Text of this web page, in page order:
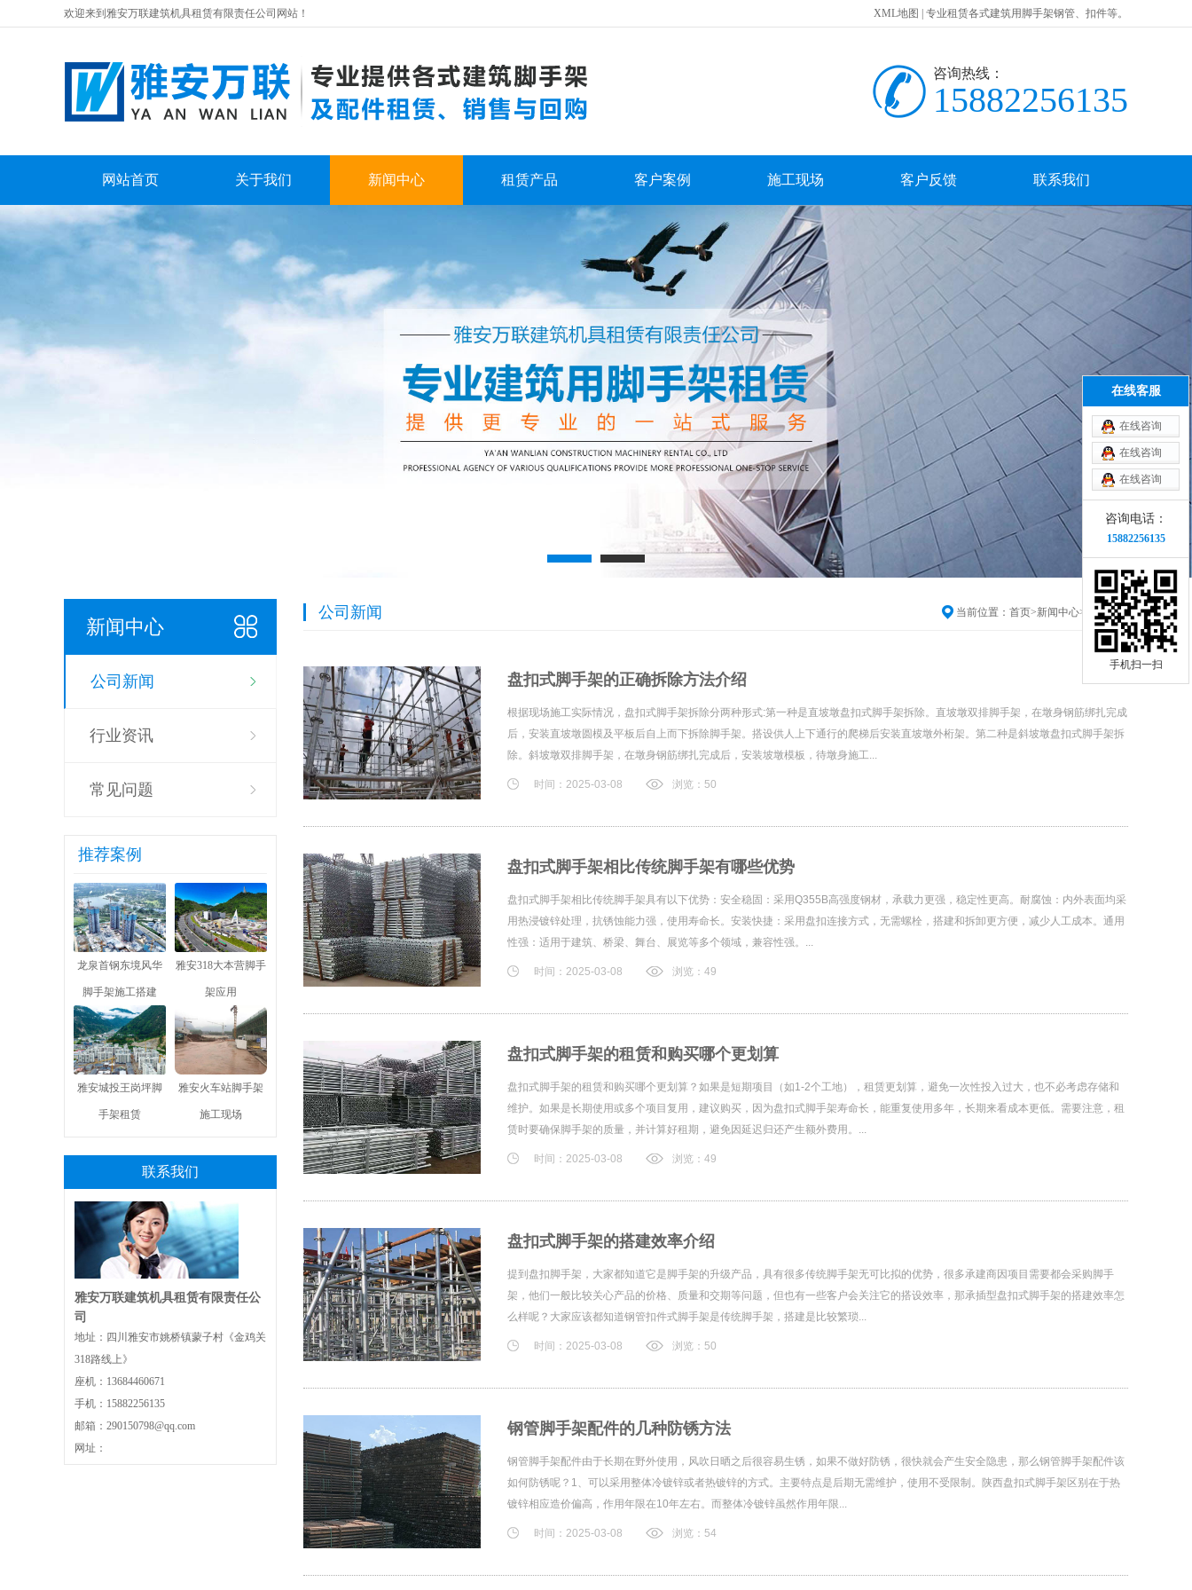
欢迎来到雅安万联建筑机具租赁有限责任公司网站！ XML地图 | 专业租赁各式建筑用脚手架钢管、扣件等。
咨询热线：
15882256135
网站首页 关于我们 新闻中心 租赁产品 客户案例 施工现场 客户反馈 联系我们
公司新闻 当前位置： 首页>新闻中心> 公司新闻
盘扣式脚手架的正确拆除方法介绍
根据现场施工实际情况，盘扣式脚手架拆除分两种形式:第一种是直坡墩盘扣式脚手架拆除。直坡墩双排脚手架，在墩身钢筋绑扎完成
后，安装直坡墩圆模及平板后自上而下拆除脚手架。搭设供人上下通行的爬梯后安装直坡墩外桁架。第二种是斜坡墩盘扣式脚手架拆
除。斜坡墩双排脚手架，在墩身钢筋绑扎完成后，安装坡墩模板，待墩身施工...
时间：2025-03-08 浏览：50
盘扣式脚手架相比传统脚手架有哪些优势
盘扣式脚手架相比传统脚手架具有以下优势：安全稳固：采用Q355B高强度钢材，承载力更强，稳定性更高。耐腐蚀：内外表面均采
用热浸镀锌处理，抗锈蚀能力强，使用寿命长。安装快捷：采用盘扣连接方式，无需螺栓，搭建和拆卸更方便，减少人工成本。通用
性强：适用于建筑、桥梁、舞台、展览等多个领域，兼容性强。...
时间：2025-03-08 浏览：49
盘扣式脚手架的租赁和购买哪个更划算
盘扣式脚手架的租赁和购买哪个更划算？如果是短期项目（如1-2个工地），租赁更划算，避免一次性投入过大，也不必考虑存储和
维护。如果是长期使用或多个项目复用，建议购买，因为盘扣式脚手架寿命长，能重复使用多年，长期来看成本更低。需要注意，租
赁时要确保脚手架的质量，并计算好租期，避免因延迟归还产生额外费用。...
时间：2025-03-08 浏览：49
盘扣式脚手架的搭建效率介绍
提到盘扣脚手架，大家都知道它是脚手架的升级产品，具有很多传统脚手架无可比拟的优势，很多承建商因项目需要都会采购脚手
架，他们一般比较关心产品的价格、质量和交期等问题，但也有一些客户会关注它的搭设效率，那承插型盘扣式脚手架的搭建效率怎
么样呢？大家应该都知道钢管扣件式脚手架是传统脚手架，搭建是比较繁琐...
时间：2025-03-08 浏览：50
钢管脚手架配件的几种防锈方法
钢管脚手架配件由于长期在野外使用，风吹日晒之后很容易生锈，如果不做好防锈，很快就会产生安全隐患，那么钢管脚手架配件该
如何防锈呢？1、可以采用整体冷镀锌或者热镀锌的方式。主要特点是后期无需维护，使用不受限制。陕西盘扣式脚手架区别在于热
镀锌相应造价偏高，作用年限在10年左右。而整体冷镀锌虽然作用年限...
时间：2025-03-08 浏览：54
新闻中心
公司新闻
行业资讯
常见问题
推荐案例
龙泉首钢东境风华
脚手架施工搭建
雅安318大本营脚手
架应用
雅安城投王岗坪脚
手架租赁
雅安火车站脚手架
施工现场
联系我们
雅安万联建筑机具租赁有限责任公
司
地址：四川雅安市姚桥镇蒙子村《金鸡关
318路线上》
座机：13684460671
手机：15882256135
邮箱：290150798@qq.com
网址：
在线客服
在线咨询
在线咨询
在线咨询
咨询电话：
15882256135
手机扫一扫